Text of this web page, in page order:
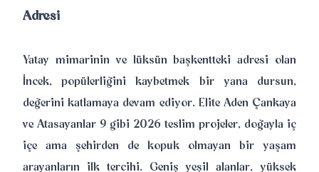
Adresi
Yatay mimarinin ve lüksün başkentteki adresi olan
İncek, popülerliğini kaybetmek bir yana dursun,
değerini katlamaya devam ediyor. Elite Aden Çankaya
ve Atasayanlar 9 gibi 2026 teslim projeler, doğayla iç
içe ama şehirden de kopuk olmayan bir yaşam
arayanların ilk tercihi. Geniş yeşil alanlar, yüksek